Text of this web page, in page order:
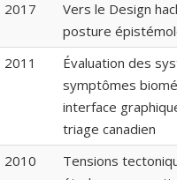
2017
Vers le Design
posture
2011
Évaluation des
symptômes
interface
triage canadien
2010
Tensions